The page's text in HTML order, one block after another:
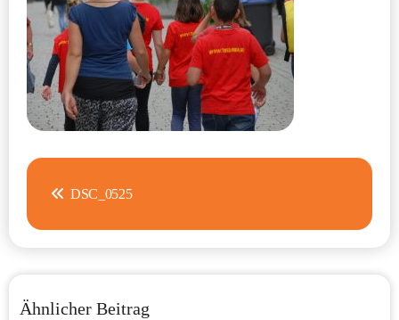
Beitragsnavigation
DSC_0525
Ähnlicher Beitrag